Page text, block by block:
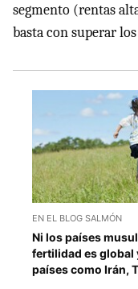
segmento (rentas
basta con superar
EN EL BLOG SALMÓN
Ni los países
fertilidad es global
países como Irán,